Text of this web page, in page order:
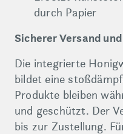
durch Papier
Sicherer Versand
Die integrierte
bildet eine
Produkte bleiben
und geschützt. Der
bis zur Zustellung.